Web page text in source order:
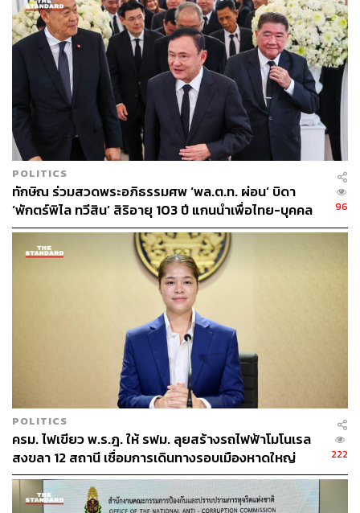
จำเป็นที่จะต้องเวนคืนที่ดิน รัฐบาลจะคำนึงถึงราคาที่เหมาะ
สมในสภาพเศรษฐกิจปัจจุบัน และดูแลสวัสดิการของ
ประชาชนในพื้นที่อย่างเต็มกำลังด้วย ในส่วนของการสร้าง
ท่าเทียบเรือที่จะกระทบต่อการประมงนั้น พบว่าเสียงจากพี่
น้องชาวประมงพื้นบ้านให้การตอบรับเป็นอย่างดี เนื่องจากถูก
กดราคาจากพ่อค้าส่วนกลาง
“โครงการแลนด์บริดจ์ได้ศึกษาเรื่องความเหมาะสมของ
โครงการ ทั้งการออกแบบท่าเรือ เรื่องสิ่งแวดล้อม และรูป
แบบของการลงทุนอย่างรอบคอบ ซึ่งขณะนี้ทาง สนข. ได้
ออกแบบท่าเรือเสร็จแล้ว และอยู่ระหว่างการศึกษา EIA” มน
พรกล่าว
สำหรับการลดระยะทางในโครงการแลนด์บริดจ์เมื่อเทียบกับ
การใช้ช่องทางเดินเรือช่องแคบมะละกานั้น โครงการ
สามารถลดระยะทางได้อยู่แล้ว เนื่องจากออกแบบมาเพื่อลด
ระยะทางในการขนส่งสินค้าทางเรือ โดยเฉพาะช่วงตอนใต้
สุรเชษฐ์ ประวีณวงศ์วุฒิ
มนพร เจริญศรี
ศรีญาดา ปาลิมาพันธ์
แลนด์บริดจ์
กระทรวงคมนาคม
พรรคเพื่อไทย
POLITICS
ทักษิณ ร่วมสวดพระอภิธรรมศพ ‘พล.ต.ท. ผ่อน’ บิดา
‘พักตร์พิไล ทวีสิน’ สิริอายุ 103 ปี แกนนำเพื่อไทย-บุคคล
หลากวงการร่วมอาลัย
96
POLITICS
ครม. ไฟเขียว พ.ร.ฎ. ให้ รฟม. ลุยสร้างรถไฟฟ้าโมโนเรล
สงขลา 12 สถานี เชื่อมการเดินทางรอบเมืองหาดใหญ่
222